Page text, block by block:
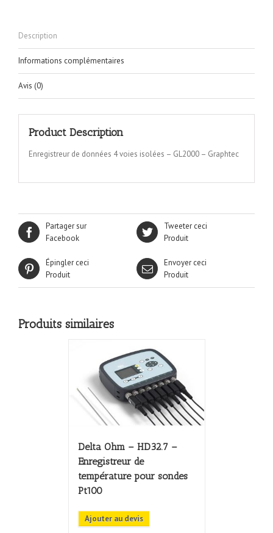
Description
Informations complémentaires
Avis (0)
Product Description
Enregistreur de données 4 voies isolées – GL2000 – Graphtec
Partager sur
Facebook
Tweeter ceci
Produit
Épingler ceci
Produit
Envoyer ceci
Produit
Produits similaires
Delta Ohm – HD32.7 –
Enregistreur de
température pour sondes
Pt100
Ajouter au devis